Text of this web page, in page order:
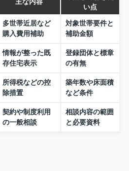
主な内容
い点
多世帯近居など
購入費用補助
対象世帯要件と
補助金額
情報が整った既
存住宅表示
登録団体と標章
の有無
所得税などの控
除措置
築年数や床面積
など条件
契約や制度利用
の一般相談
相談内容の範囲
と必要資料